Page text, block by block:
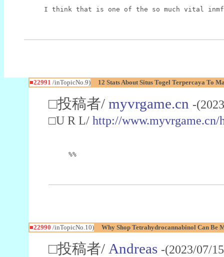
I think that is one of the so much vital
■22991 /inTopicNo.9) 12 Stats About Situs Togel Terpercaya To
□投稿者/ myvrgame.cn -
□U R L/ http://www.myvrgame.cn/
%%
■22990 /inTopicNo.10) Why Shop Tetrahydrocannabinol Can Be
□投稿者/ Andreas -(2023/07/